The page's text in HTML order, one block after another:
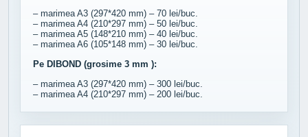
– marimea A3 (297*420 mm) – 70 lei/buc.
– marimea A4 (210*297 mm) – 50 lei/buc.
– marimea A5 (148*210 mm) – 40 lei/buc.
– marimea A6 (105*148 mm) – 30 lei/buc.
Pe DIBOND (grosime 3 mm ):
– marimea A3 (297*420 mm) – 300 lei/buc.
– marimea A4 (210*297 mm) – 200 lei/buc.